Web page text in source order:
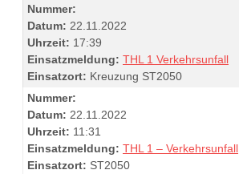
Nummer:
Datum: 22.11.2022
Uhrzeit: 17:39
Einsatzmeldung: THL 1 Verkehrsunfall
Einsatzort: Kreuzung ST2050
Nummer:
Datum: 22.11.2022
Uhrzeit: 11:31
Einsatzmeldung: THL 1 – Verkehrsunfall
Einsatzort: ST2050